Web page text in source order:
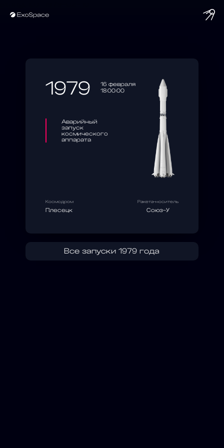
1979
16 февраля
18:00:00
Аварийный
запуск
космического
аппарата
Космодром
Плесецк
Ракета-носитель
Союз-У
Все запуски 1979 года